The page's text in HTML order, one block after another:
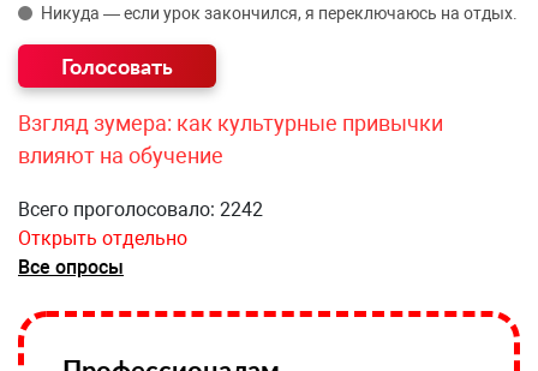
Никуда — если урок закончился, я переключаюсь на отдых.
Взгляд зумера: как культурные привычки
влияют на обучение
Всего проголосовало: 2242
Открыть отдельно
Все опросы